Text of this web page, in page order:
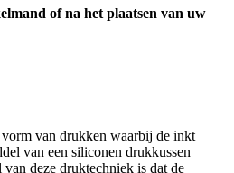
of na het plaatsen van uw
van drukken waarbij de inkt
van een siliconen drukkussen
deze druktechniek is dat de